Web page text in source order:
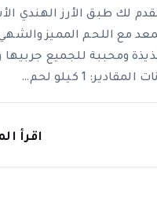
لك طبق الأرز الهندي
مع اللحم المميز
ومحببة للجميع
1 كيلو لحم…
اقرأ